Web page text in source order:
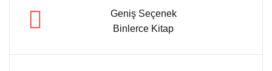
Geniş Seçenek
Binlerce Kitap